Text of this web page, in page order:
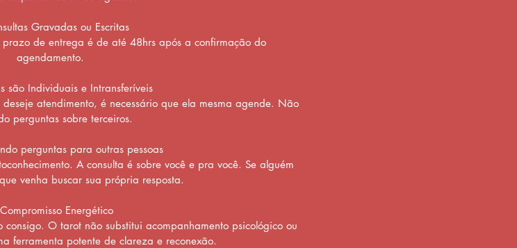
Gravadas ou Escritas
prazo de entrega é de até 48hrs após a confirmação do
agendamento.
são Individuais e Intransferíveis
atendimento, é necessário que ela mesma agende. Não
perguntas sobre terceiros.
perguntas para outras pessoas
A consulta é sobre você e pra você. Se alguém
venha buscar sua própria resposta.
Energético
consigo. O tarot não substitui acompanhamento psicológico ou
ferramenta potente de clareza e reconexão.